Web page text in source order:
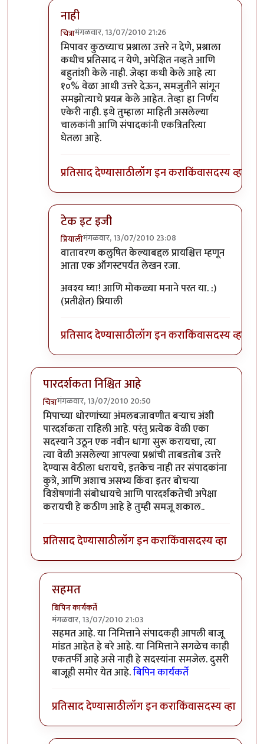
नाही
चित्रामंगळवार, 13/07/2010 21:26
In reply to+१byनितिन थत्ते
मिपावर कुठच्याच प्रश्नाला उत्तरे न देणे, प्रश्नाला
कधीच प्रतिसाद न येणे, अपेक्षित नव्हते आणि
बहुतांशी केले नाही. जेव्हा कधी केले आहे त्या
१०% वेळा आधी उत्तरे देऊन, समजुतीने सांगून
समझोत्याचे प्रयत्न केले आहेत. तेव्हा हा निर्णय
एकेरी नाही. इथे तुम्हाला माहिती असलेल्या
चालकांनी आणि संपादकांनी एकत्रितरित्या
घेतला आहे.
प्रतिसाद देण्यासाठीलॉग इन कराकिंवासदस्य व्हा
टेक इट इजी
प्रियालीमंगळवार, 13/07/2010 23:08
In reply to+१byनितिन थत्ते
वातावरण कलुषित केल्याबद्दल प्रायश्चित्त म्हणून
आता एक ऑगस्टपर्यंत लेखन रजा.
अवश्य घ्या! आणि मोकळ्या मनाने परत या. :)
(प्रतीक्षेत) प्रियाली
प्रतिसाद देण्यासाठीलॉग इन कराकिंवासदस्य व्हा
पारदर्शकता निश्चित आहे
चित्रामंगळवार, 13/07/2010 20:50
In reply toत्याविषयीbyलंबूटांग
मिपाच्या धोरणांच्या अंमलबजावणीत बर्‍याच अंशी
पारदर्शकता राहिली आहे. परंतु प्रत्येक वेळी एका
सदस्याने उठून एक नवीन धागा सुरू करायचा, त्या
त्या वेळी असलेल्या आपल्या प्रश्नांची ताबडतोब उत्तरे
देण्यास वेठीला धरायचे, इतकेच नाही तर संपादकांना
कुत्रे, आणि अशाच असभ्य किंवा इतर बोचर्‍या
विशेषणांनी संबोधायचे आणि पारदर्शकतेची अपेक्षा
करायची हे कठीण आहे हे तुम्ही समजू शकाल..
प्रतिसाद देण्यासाठीलॉग इन कराकिंवासदस्य व्हा
सहमत
बिपिन कार्यकर्ते
मंगळवार, 13/07/2010 21:03
In reply toपारदर्शकता निश्चित आहेbyचित्रा
सहमत आहे. या निमित्ताने संपादकही आपली बाजू
मांडत आहेत हे बरे आहे. या निमित्ताने सगळेच काही
एकतर्फी आहे असे नाही हे सदस्यांना समजेल. दुसरी
बाजूही समोर येत आहे.बिपिन कार्यकर्ते
प्रतिसाद देण्यासाठीलॉग इन कराकिंवासदस्य व्हा